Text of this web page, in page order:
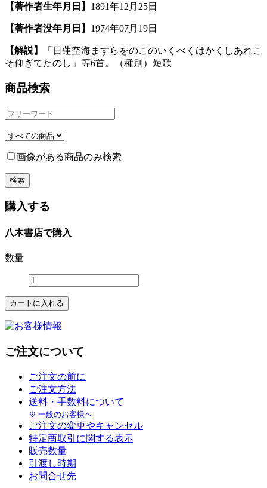
【著作者生年月日】 1891年12月25日
【著作者没年月日】 1974年07月19日
【解説】
「日蓮空海ますらをのこのいくべくはかくしあれこ
そ仰ぎてたのし」等6首。（種別）短歌
商品検索
画像がある商品のみ検索
購入する
八木書店で購入
数量
ご注文について
ご注文の前に
ご注文方法
送料・手数料について
※ 一般のお客様へ
ご注文の変更やキャンセル
特定商取引に関する表示
販売数量
引渡し時期
お問合せ先